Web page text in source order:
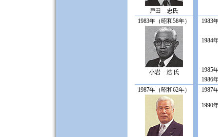
戸田 忠氏
1983年（昭和58年）
小岩 浩 氏
1983
1984
1985
1986
1987年（昭和62年）
1987
1990